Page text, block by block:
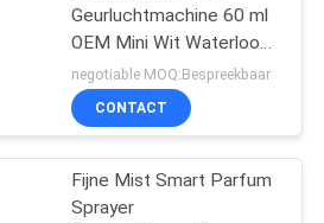
Geurluchtmachine 60 ml
OEM Mini Wit Waterloos
Diffuser
negotiable MOQ:Bespreekbaar
CONTACT
Fijne Mist Smart Parfum
Sprayer